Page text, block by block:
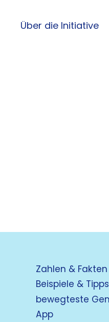
Über die Initiative
Zahlen & Fakten
Beispiele & Tipps
bewegteste
App